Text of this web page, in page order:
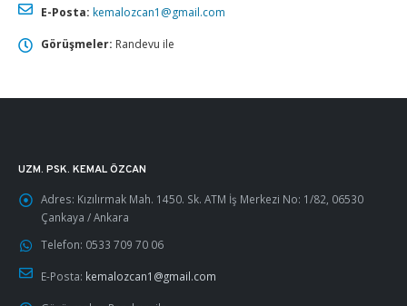
E-Posta: kemalozcan1@gmail.com
Görüşmeler: Randevu ile
UZM. PSK. KEMAL ÖZCAN
Adres: Kızılırmak Mah. 1450. Sk. ATM İş Merkezi No: 1/82, 06530
Çankaya / Ankara
Telefon: 0533 709 70 06
E-Posta: kemalozcan1@gmail.com